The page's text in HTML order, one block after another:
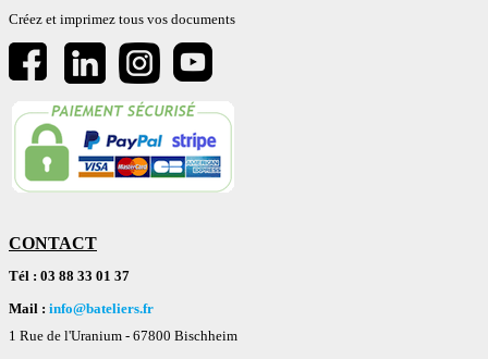
Créez et imprimez tous vos documents
CONTACT
Tél : 03 88 33 01 37
Mail : info@bateliers.fr
1 Rue de l'Uranium - 67800 Bischheim